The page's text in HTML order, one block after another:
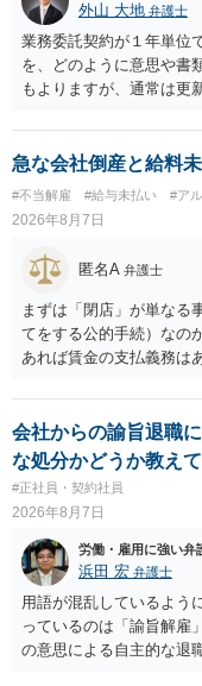
外山 大地 弁護士
業務委託契約が１年単位
を、どのように意思や書
もよりますが、通常は更
の確保の他に何か企業側
メリットは分かりかねま
場であれば、自動更新
義務を負うことになるの
う）、放置をすることは
急な会社倒産と給料
#不当解雇 #給与未払い #ア
2026年8月7日
匿名A 弁護士
まずは「閉店」が単なる
てをする公的手続）なの
あれば賃金の支払義務は
しいかもしれませんが）
支払われます。ただし支
に、「独立行政法人労働
の立替事業を行っていま
談コーナー＞ TEL 044-
7:00 に相談してみてくだ
方がいれば一緒に相談し
会社からの諭旨退職
な処分かどうか教え
#正社員・契約社員
2026年8月7日
労働・雇用に強い弁
浜田 宏 弁護士
用語が混乱しているよう
っているのは「諭旨解雇
の意思による自主的な